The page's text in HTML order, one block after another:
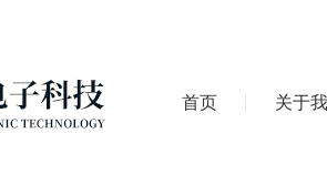
首页 关于